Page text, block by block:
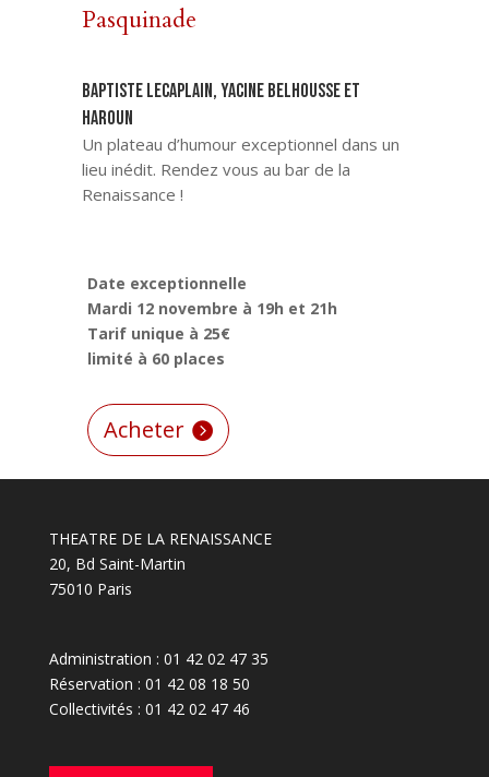
Pasquinade
BAPTISTE LECAPLAIN, YACINE BELHOUSSE ET
HAROUN
Un plateau d’humour exceptionnel dans un
lieu inédit. Rendez vous au bar de la
Renaissance !
Date exceptionnelle
Mardi 12 novembre à 19h et 21h
Tarif unique à 25€
limité à 60 places
Acheter
THEATRE DE LA RENAISSANCE
20, Bd Saint-Martin
75010 Paris
Administration : 01 42 02 47 35
Réservation : 01 42 08 18 50
Collectivités : 01 42 02 47 46